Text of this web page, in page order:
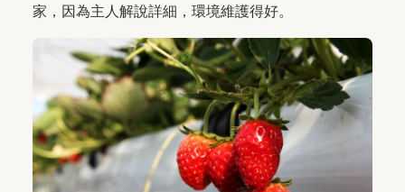
家，因為主人解說詳細，環境維護得好。